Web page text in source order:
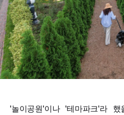
'놀이공원'이나 '테마파크'라